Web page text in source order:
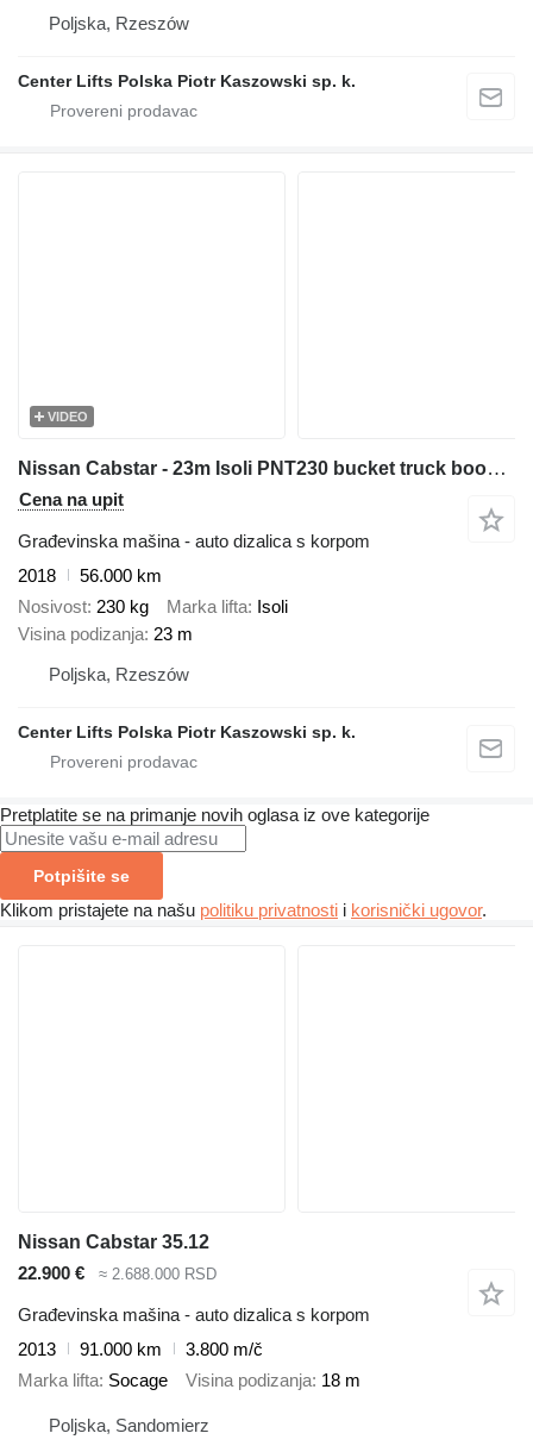
Poljska, Rzeszów
Center Lifts Polska Piotr Kaszowski sp. k.
VIDEO
Nissan Cabstar - 23m Isoli PNT230 bucket truck boom lift zwyżka
Cena na upit
Građevinska mašina - auto dizalica s korpom
2018
56.000 km
Nosivost 230 kg Marka lifta Isoli
Visina podizanja 23 m
Poljska, Rzeszów
Center Lifts Polska Piotr Kaszowski sp. k.
Pretplatite se na primanje novih oglasa iz ove kategorije
Potpišite se
Klikom pristajete na našu politiku privatnosti i korisnički ugovor.
Nissan Cabstar 35.12
22.900 €
≈ 2.688.000 RSD
Građevinska mašina - auto dizalica s korpom
2013
91.000 km
3.800 m/č
Marka lifta Socage Visina podizanja 18 m
Poljska, Sandomierz